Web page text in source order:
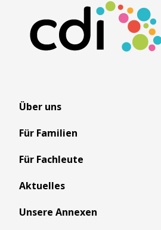
Über uns
Für Familien
Für Fachleute
Aktuelles
Unsere Annexen